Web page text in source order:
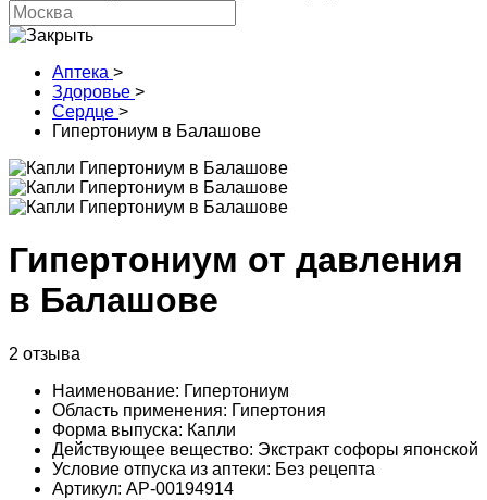
Аптека >
Здоровье >
Сердце >
Гипертониум в Балашове
Гипертониум от давления
в Балашове
2 отзыва
Наименование: Гипертониум
Область применения: Гипертония
Форма выпуска: Капли
Действующее вещество: Экстракт софоры японской
Условие отпуска из аптеки: Без рецепта
Артикул: AP-00194914